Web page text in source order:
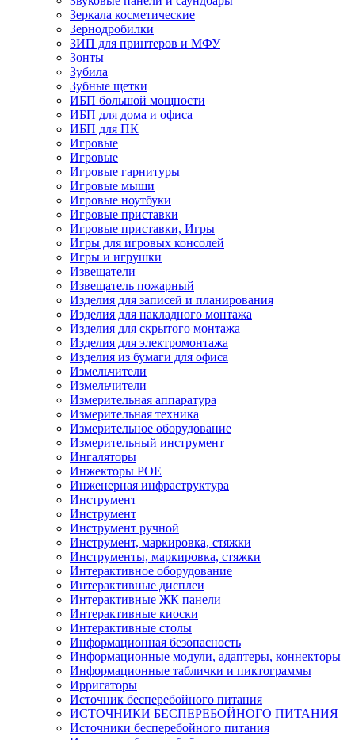
Зеркала косметические
Зернодробилки
ЗИП для принтеров и МФУ
Зонты
Зубила
Зубные щетки
ИБП большой мощности
ИБП для дома и офиса
ИБП для ПК
Игровые
Игровые
Игровые гарнитуры
Игровые мыши
Игровые ноутбуки
Игровые приставки
Игровые приставки, Игры
Игры для игровых консолей
Игры и игрушки
Извещатели
Извещатель пожарный
Изделия для записей и планирования
Изделия для накладного монтажа
Изделия для скрытого монтажа
Изделия для электромонтажа
Изделия из бумаги для офиса
Измельчители
Измельчители
Измерительная аппаратура
Измерительная техника
Измерительное оборудование
Измерительный инструмент
Ингаляторы
Инжекторы POE
Инженерная инфраструктура
Инструмент
Инструмент
Инструмент ручной
Инструмент, маркировка, стяжки
Инструменты, маркировка, стяжки
Интерактивное оборудование
Интерактивные дисплеи
Интерактивные ЖК панели
Интерактивные киоски
Интерактивные столы
Информационная безопасность
Информационные модули, адаптеры, коннекторы
Информационные таблички и пиктограммы
Ирригаторы
Источник бесперебойного питания
ИСТОЧНИКИ БЕСПЕРЕБОЙНОГО ПИТАНИЯ
Источники бесперебойного питания